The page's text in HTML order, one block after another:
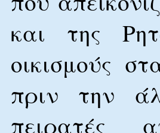
και της
οικισμούς
πριν την
πειρατές